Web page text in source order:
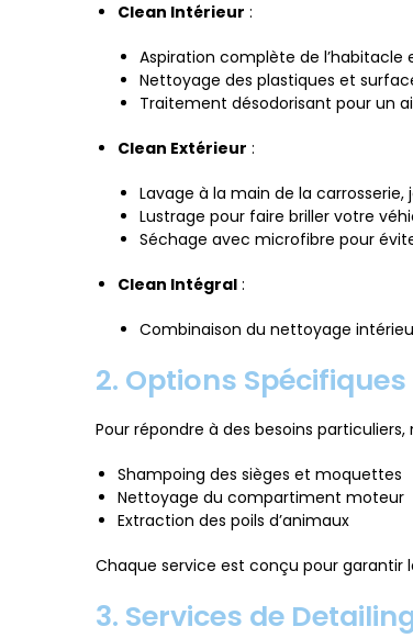
Clean Intérieur :
Aspiration complète de l’habitacle
Nettoyage des plastiques et
Traitement désodorisant pour un
Clean Extérieur :
Lavage à la main de la carrosserie,
Lustrage pour faire briller votre
Séchage avec microfibre pour
Clean Intégral :
Combinaison du nettoyage
2. Options Spécifiques
Pour répondre à des besoins
Shampoing des sièges et moquettes
Nettoyage du compartiment moteur
Extraction des poils d’animaux
Chaque service est conçu pour garantir
3. Services de